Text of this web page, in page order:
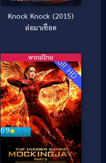
Knock Knock (2015)
ล่อมาเชือด
Full HD
6.9
พากย์ไทย